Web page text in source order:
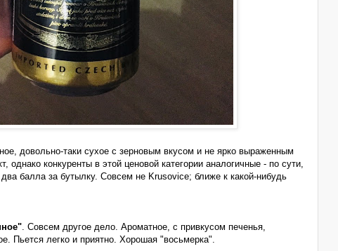
довольно-таки сухое с зерновым вкусом и не ярко выраженным
конкуренты в этой ценовой категории аналогичные - по сути,
балла за бутылку. Совсем не Krusovice; ближе к какой-нибудь
. Совсем другое дело. Ароматное, с привкусом печенья,
Пьется легко и приятно. Хорошая "восьмерка".